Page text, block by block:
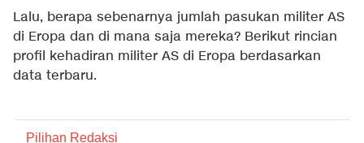
Lalu, berapa sebenarnya jumlah pasukan militer AS
di Eropa dan di mana saja mereka? Berikut rincian
profil kehadiran militer AS di Eropa berdasarkan
data terbaru.
Pilihan Redaksi